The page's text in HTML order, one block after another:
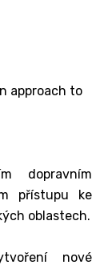
approach to
dopravním
přístupu ke
oblastech.
nové